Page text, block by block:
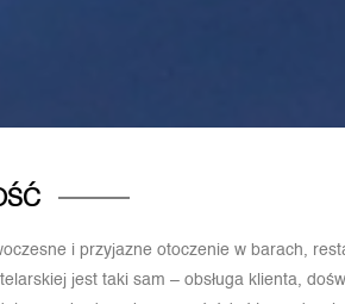
i przyjazne otoczenie w barach,
jest taki sam – obsługa klienta,